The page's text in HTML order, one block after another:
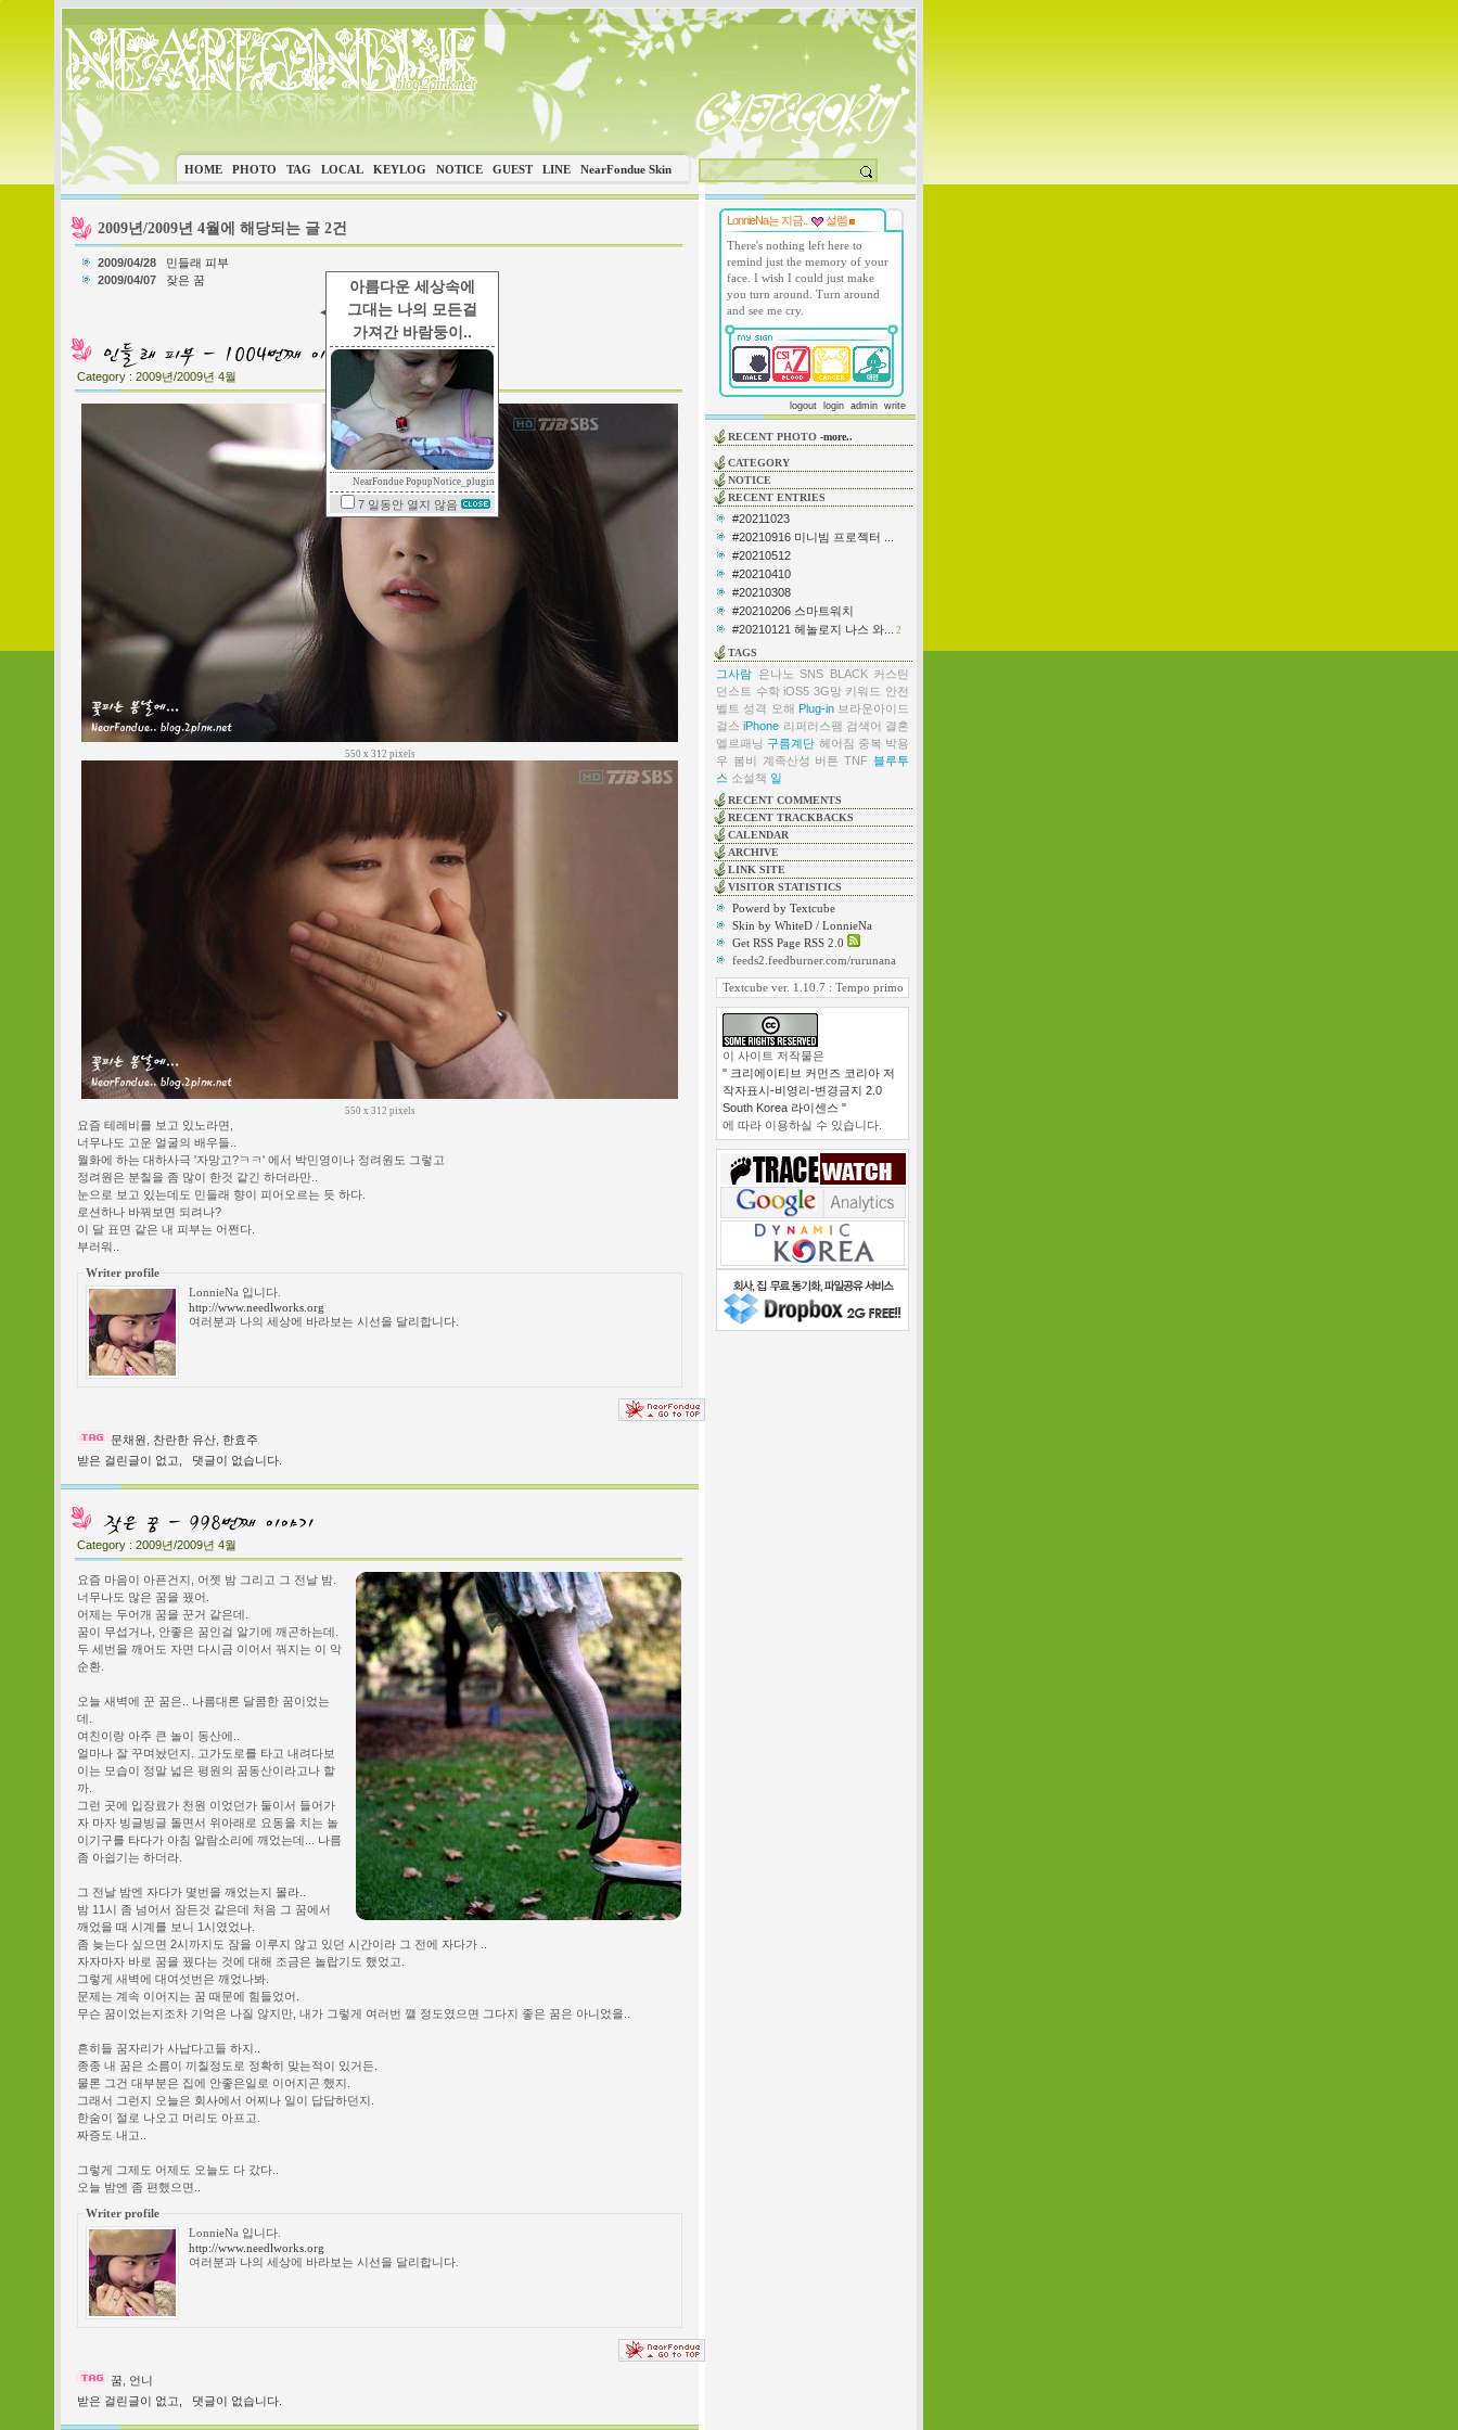
아름다운 세상속에
그대는 나의 모든걸
가져간 바람둥이..
NearFondue PopupNotice_plugin
7 일동안 열지 않음
HOME PHOTO TAG LOCAL KEYLOG NOTICE GUEST LINE NearFondue Skin
2009년/2009년 4월에 해당되는 글 2건
2009/04/28
민들래 피부
2009/04/07
잦은 꿈
◀ PREV * 1 NEXT ▶
Category : 2009년/2009년 4월
550 x 312 pixels
550 x 312 pixels
요즘 테레비를 보고 있노라면,
너무나도 고운 얼굴의 배우들..
월화에 하는 대하사극 '자망고?ㅋㅋ' 에서 박민영이나 정려원도 그렇고
정려원은 분칠을 좀 많이 한것 같긴 하더라만..
눈으로 보고 있는데도 민들래 향이 피어오르는 듯 하다.
로션하나 바꿔보면 되려나?
이 달 표면 같은 내 피부는 어쩐다.
부러워..
Writer profile
LonnieNa 입니다.
http://www.needlworks.org
여러분과 나의 세상에 바라보는 시선을 달리합니다.
문채원 찬란한 유산 한효주
받은 걸린글이 없고,
댓글이 없습니다.
Category : 2009년/2009년 4월
요즘 마음이 아픈건지, 어젯 밤 그리고 그 전날 밤.
너무나도 많은 꿈을 꿨어.
어제는 두어개 꿈을 꾼거 같은데.
꿈이 무섭거나, 안좋은 꿈인걸 알기에 깨곤하는데.
두 세번을 깨어도 자면 다시금 이어서 꿔지는 이 악
순환.
오늘 새벽에 꾼 꿈은.. 나름대론 달콤한 꿈이었는
데.
여친이랑 아주 큰 놀이 동산에..
얼마나 잘 꾸며놨던지. 고가도로를 타고 내려다보
이는 모습이 정말 넓은 평원의 꿈동산이라고나 할
까.
그런 곳에 입장료가 천원 이었던가 둘이서 들어가
자 마자 빙글빙글 돌면서 위아래로 요동을 치는 놀
이기구를 타다가 아침 알람소리에 깨었는데... 나름
좀 아쉽기는 하더라.
그 전날 밤엔 자다가 몇번을 깨었는지 몰라..
밤 11시 좀 넘어서 잠든것 같은데 처음 그 꿈에서
깨었을 때 시계를 보니 1시였었나.
좀 늦는다 싶으면 2시까지도 잠을 이루지 않고 있던 시간이라 그 전에 자다가 ..
자자마자 바로 꿈을 꿨다는 것에 대해 조금은 놀랍기도 했었고.
그렇게 새벽에 대여섯번은 깨었나봐.
문제는 계속 이어지는 꿈 때문에 힘들었어.
무슨 꿈이었는지조차 기억은 나질 않지만, 내가 그렇게 여러번 깰 정도였으면 그다지 좋은 꿈은 아니었을..
흔히들 꿈자리가 사납다고들 하지..
종종 내 꿈은 소름이 끼칠정도로 정확히 맞는적이 있거든.
물론 그건 대부분은 집에 안좋은일로 이어지곤 했지.
그래서 그런지 오늘은 회사에서 어찌나 일이 답답하던지.
한숨이 절로 나오고 머리도 아프고.
짜증도 내고..
그렇게 그제도 어제도 오늘도 다 갔다..
오늘 밤엔 좀 편했으면..
Writer profile
LonnieNa 입니다.
http://www.needlworks.org
여러분과 나의 세상에 바라보는 시선을 달리합니다.
꿈
언니
받은 걸린글이 없고,
댓글이 없습니다.
LonnieNa는 지금..
설렘
There's nothing left here to
remind just the memory of your
face. I wish I could just make
you turn around. Turn around
and see me cry.
logout login admin write
RECENT PHOTO -more..
CATEGORY
NOTICE
RECENT ENTRIES
#20211023
#20210916 미니빔 프로젝터 ...
#20210512
#20210410
#20210308
#20210206 스마트워치
#20210121 헤놀로지 나스 와...
2
TAGS
그사람 은나노 SNS BLACK 커스틴
던스트 수학 iOS5 3G망 키워드 안전
벨트 성격 오해 Plug-in 브라운아이드
걸스 iPhone 리퍼러스팸 검색어 결혼
엘르패닝 구름계단 헤어짐 중복 박용
우 봄비 계족산성 버튼 TNF 블루투
스 소설책 일
RECENT COMMENTS
RECENT TRACKBACKS
CALENDAR
ARCHIVE
LINK SITE
VISITOR STATISTICS
Powerd by Textcube
Skin by WhiteD / LonnieNa
Get RSS Page RSS 2.0
feeds2.feedburner.com/rurunana
Textcube ver. 1.10.7 : Tempo primo
이 사이트 저작물은
" 크리에이티브 커먼즈 코리아 저
작자표시-비영리-변경금지 2.0
South Korea 라이센스 "
에 따라 이용하실 수 있습니다.